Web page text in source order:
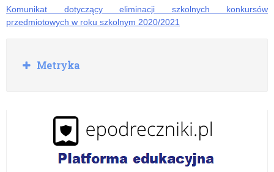
Komunikat dotyczący eliminacji szkolnych konkursów
przedmiotowych w roku szkolnym 2020/2021
wypoczynku
w
roku
szkolnym
R
o
Metryka